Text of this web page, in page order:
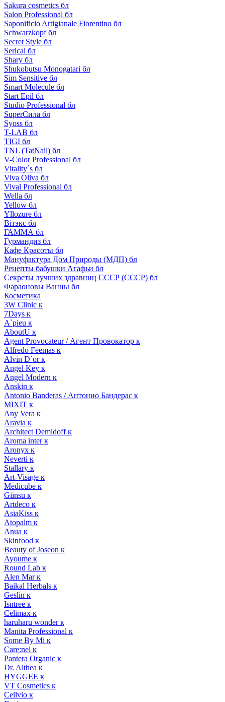
Sakura cosmetics бл
Salon Professional бл
Saponificio Artigianale Fiorentino бл
Schwarzkopf бл
Secret Style бл
Serical бл
Shary бл
Shukobutsu Monogatari бл
Sim Sensitive бл
Smart Molecule бл
Start Epil бл
Studio Professional бл
SuperСила бл
Syoss бл
T-LAB бл
TIGI бл
TNL (TatNail) бл
V-Color Professional бл
Vitality`s бл
Viva Oliva бл
Vival Professional бл
Wella бл
Yellow бл
Yllozure бл
Вiтэкс бл
ГАММА бл
Гурмандиз бл
Кафе Красоты бл
Мануфактура Дом Природы (МДП) бл
Рецепты бабушки Агафьи бл
Секреты лучших здравниц СССР (СССР) бл
Фараоновы Ванны бл
Косметика
3W Clinic к
7Days к
A`pieu к
AboutU к
Agent Provocateur / Агент Провокатор к
Alfredo Feemas к
Alvin D`or к
Angel Key к
Angel Modern к
Anskin к
Antonio Banderas / Антонио Бандерас к
MIXIT к
Any Vera к
Aravia к
Architect Demidoff к
Aroma inter к
Aronyx к
Neverti к
Stallary к
Art-Visage к
Medicube к
Giinsu к
Artdeco к
AsiaKiss к
Atopalm к
Anua к
Skinfood к
Beauty of Joseon к
Ayoume к
Round Lab к
Alen Mar к
Baikal Herbals к
Geslin к
Isntree к
Celimax к
haruharu wonder к
Manita Professional к
Some By Mi к
Care:nel к
Pantera Organic к
Dr. Althea к
HYGGEE к
VT Cosmetics к
Cellvio к